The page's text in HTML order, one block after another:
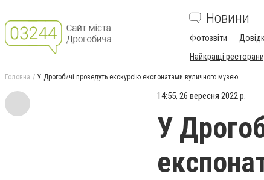
Новини
Фотозвіти
Найкращі
Головна У Дрогобичі проведуть екскурсію експонатами вуличного музею
14:55, 26 вересня 2022 р.
У